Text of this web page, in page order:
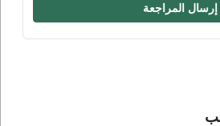
إرسال المراجعة